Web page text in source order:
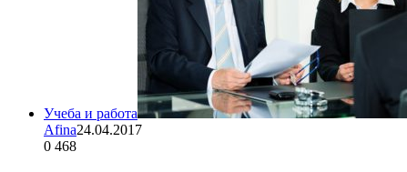
Учеба и работа
Afina24.04.2017
0 468